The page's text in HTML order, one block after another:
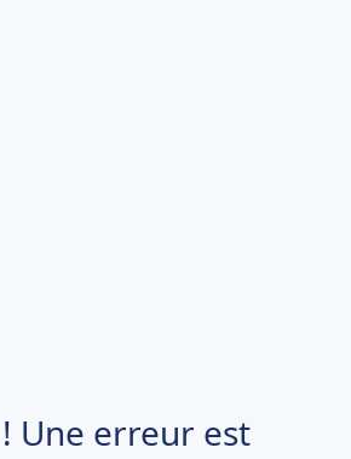
Une erreur est